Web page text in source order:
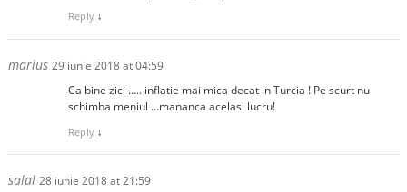
Reply ↓
marius 29 iunie 2018 at 04:59
Ca bine zici ….. inflatie mai mica decat in Turcia ! Pe scurt nu
schimba meniul …mananca acelasi lucru!
Reply ↓
salal 28 iunie 2018 at 21:59